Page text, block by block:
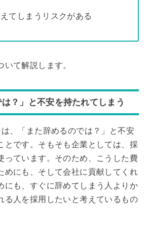
てしまうリスクがある
て解説します。
は？」と不安を持たれてしまう
、「また辞めるのでは？」と不安
とです。そもそも企業としては、採
っています。そのため、こうした費
めにも、そして会社に貢献してくれ
にも、すぐに辞めてしまう人よりか
る人を採用したいと考えているもの